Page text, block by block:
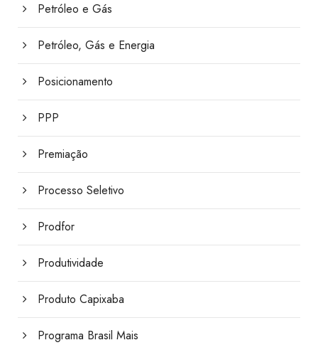
Petróleo e Gás
Petróleo, Gás e Energia
Posicionamento
PPP
Premiação
Processo Seletivo
Prodfor
Produtividade
Produto Capixaba
Programa Brasil Mais